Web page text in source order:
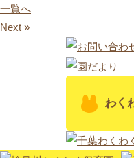
一覧へ
Next »